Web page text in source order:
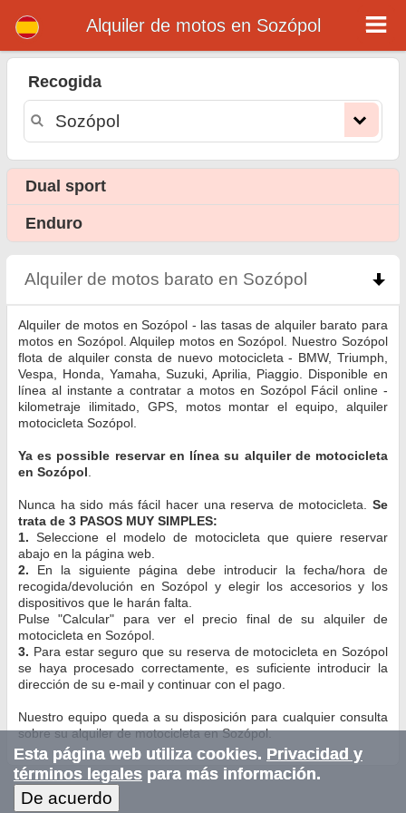
Alquiler de motos barato
en Sozópol
Alquiler de motos en Sozópol - las tasas de alquiler barato para motos en Sozópol. Alquilер motos en Sozópol. Nuestro Sozópol
flota de alquiler consta de nuevo motocicleta - BMW, Triumph, Vespa, Honda, Yamaha, Suzuki, Aprilia, Piaggio. Disponible en línea
Sozópol.
Alquiler de motos en Sozópol
Recogida
Dual sport
Enduro
Alquiler de motos barato en Sozópol click to
Alquiler de motos en Sozópol - las tasas de alquiler barato para
motos en Sozópol. Alquilер motos en Sozópol. Nuestro Sozópol
flota de alquiler consta de nuevo motocicleta - BMW, Triumph,
Vespa, Honda, Yamaha, Suzuki, Aprilia, Piaggio. Disponible en
línea al instante a contratar a motos en Sozópol Fácil online -
kilometraje ilimitado, GPS, motos montar el equipo, alquiler
motocicleta Sozópol.
Ya es possible reservar en línea su alquiler de motocicleta
en Sozópol
Nunca ha sido más fácil hacer una reserva de motocicleta. Se
trata de 3 PASOS MUY SIMPLES:
1. Seleccione el modelo de motocicleta que quiere reservar
abajo en la página web.
2. En la siguiente página debe introducir la fecha/hora de
recogida/devolución en Sozópol y elegir los accesorios y los
dispositivos que le harán falta.
Pulse "Calcular" para ver el precio final de su alquiler de
motocicleta en Sozópol.
3. Para estar seguro que su reserva de motocicleta en Sozópol
se haya procesado correctamente, es suficiente introducir la
dirección de su e-mail y continuar con el pago.
Nuestro equipo queda a su disposición para cualquier consulta
sobre su alquiler de motocicleta en Sozópol.
Esta página web utiliza cookies. Privacidad y
términos legales para más información.
De acuerdo